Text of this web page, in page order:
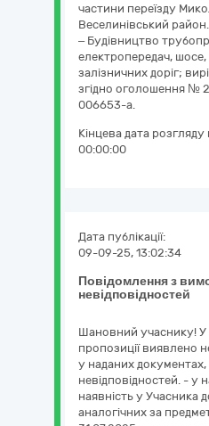
частини переїзду
Веселинівський
– Будівництво
електропередач, шосе,
залізничних доріг;
згідно оголошення №
006653-a.
Кінцева дата розгляду
00:00:00
Повідомлення з
невідповідностей
Дата публікації:
09-09-25, 13:02:34
Шановний учаснику! У
пропозиції виявлено
у наданих документах,
невідповідностей. - у
наявність у Учасника
аналогічних за